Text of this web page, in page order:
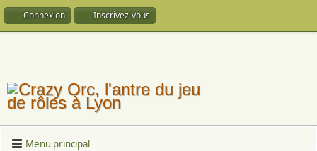
Connexion Inscrivez-vous
Menu principal